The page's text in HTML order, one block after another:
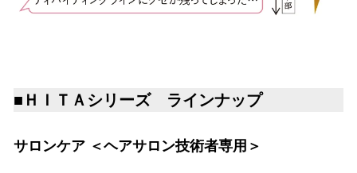
■ＨＩＴＡシリーズ ラインナップ
サロンケア ＜ヘアサロン技術者専用＞